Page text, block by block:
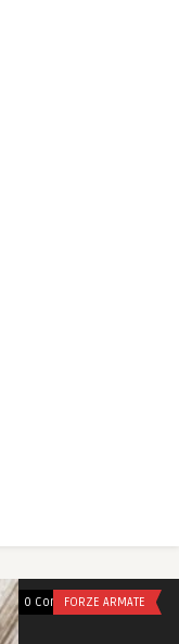
0 CommentsFORZE ARMATE